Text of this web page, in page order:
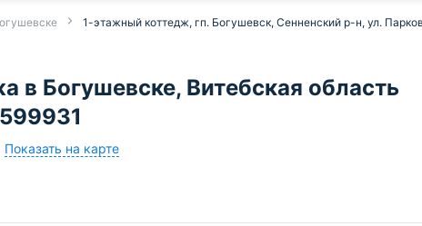
1-этажный коттедж, гп. Богушевск, Сенненский р-н, ул.
в Богушевске, Витебская область
Показать на карте